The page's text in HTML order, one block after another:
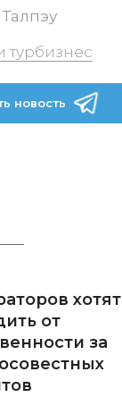
турбизнес
новость
хотят
от
за